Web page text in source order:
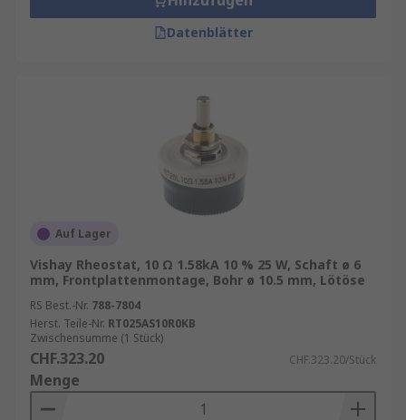
Datenblätter
Auf Lager
Vishay Rheostat, 10 Ω 1.58kA 10 % 25 W, Schaft ø 6
mm, Frontplattenmontage, Bohr ø 10.5 mm, Lötöse
RS Best.-Nr. 788-7804
Herst. Teile-Nr. RT025AS10R0KB
Zwischensumme (1 Stück)
CHF.323.20 CHF.323.20/Stück
Menge